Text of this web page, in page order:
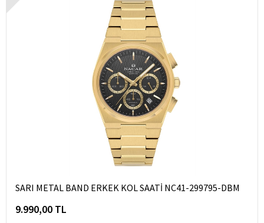
SARI METAL BAND ERKEK KOL SAATİ NC41-299795-DBM
9.990,00 TL